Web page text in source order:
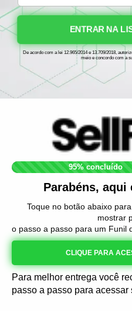
ENTRAR NA
De acordo com a lei 12.965/2014 e 13.709/2018,
meio e concordo com a
95% concluído
Parabéns, aqui
Toque no botão abaixo
mostrar
o passo a passo para um Funil
CLIQUE PARA
Para melhor entrega você
passo a passo para acessar